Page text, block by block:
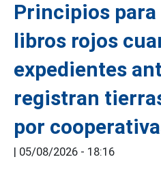
Principios
libros rojos
expedientes
registran
por
| 05/08/2026 - 18:16